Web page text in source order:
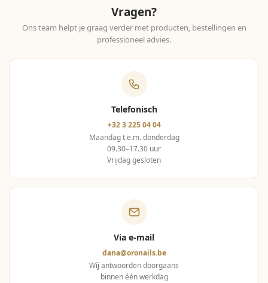
Vragen?
Ons team helpt je graag verder met producten, bestellingen en
professioneel advies.
Telefonisch
+32 3 225 04 04
Maandag t.e.m. donderdag
09.30–17.30 uur
Vrijdag gesloten
Via e-mail
dana@oronails.be
Wij antwoorden doorgaans
binnen één werkdag